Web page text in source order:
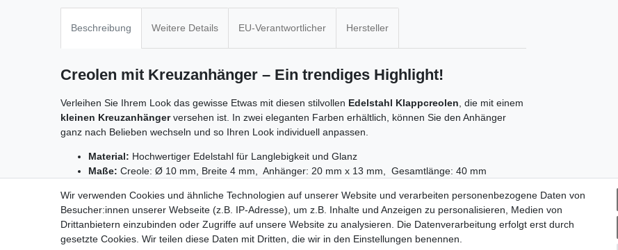
Beschreibung Weitere Details EU-Verantwortlicher Hersteller
Creolen mit Kreuzanhänger – Ein trendiges Highlight!
Verleihen Sie Ihrem Look das gewisse Etwas mit diesen stilvollen Edelstahl Klappcreolen, die mit einem
kleinen Kreuzanhängerversehen ist. In zwei eleganten Farben erhältlich, können Sie den Anhänger
ganz nach Belieben wechseln und so Ihren Look individuell anpassen.
Material: Hochwertiger Edelstahl für Langlebigkeit und Glanz
Maße: Creole: Ø 10 mm, Breite 4 mm, Anhänger: 20 mm x 13 mm, Gesamtlänge: 40 mm
Lieferumfang:2 Stück
Wir verwenden Cookies und ähnliche Technologien auf unserer Website und verarbeiten personenbezogene Daten von
Besucher:innen unserer Webseite (z.B. IP-Adresse), um z.B. Inhalte und Anzeigen zu personalisieren, Medien von
Drittanbietern einzubinden oder Zugriffe auf unsere Website zu analysieren. Die Datenverarbeitung erfolgt erst durch
gesetzte Cookies. Wir teilen diese Daten mit Dritten, die wir in den Einstellungen benennen.